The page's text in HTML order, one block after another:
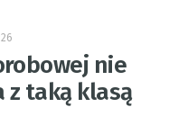
nie
z taką klasą